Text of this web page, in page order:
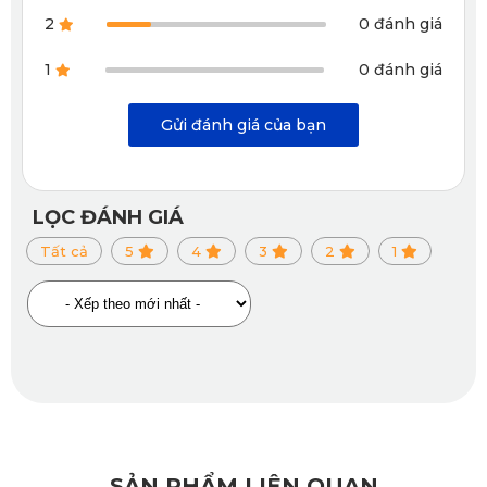
của mình mẫu thảm lót sàn KATA với những đặc điểm, cùng
tính năng vượt trội, đảm bảo an toàn tuyệt đối cho khách
May đo theo thông số kỹ thuật, đảm bảo tương thích
100%
Thảm lót sàn xe hơi Mercedes S Class W223 2022 đến
chính xác từ nhà sản xuất. Trải qua quy trình đo, cắt, may
2 0 đánh giá
1 0 đánh giá
Gửi đánh giá của bạn
LỌC ĐÁNH GIÁ
Tất cả 5 4 3 2 1